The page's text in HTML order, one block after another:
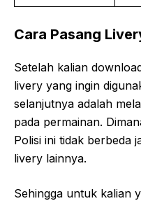
Cara Pasang
Setelah kalian
livery yang ingin
selanjutnya adalah
pada permainan.
Polisi ini tidak berbeda
livery lainnya.
Sehingga untuk kalian